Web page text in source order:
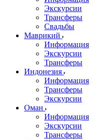
Экскурсии
Трансферы
Свадьбы
Маврикий
Информация
Экскурсии
Трансферы
Индонезия
Информация
Трансферы
Экскурсии
Оман
Информация
Экскурсии
Трансферы